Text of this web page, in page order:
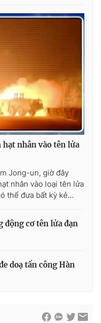
sản
lòng Việt
nhân vào tên lửa
Jong-un, giờ đây
nhân vào loại tên lửa
thể đưa bất kỳ kẻ...
cơ tên lửa đạn
doạ tấn công Hàn